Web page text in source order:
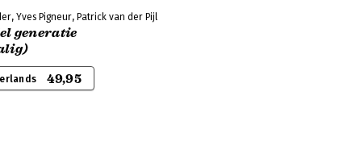
Yves Pigneur, Patrick van der Pijl
generatie
49,95